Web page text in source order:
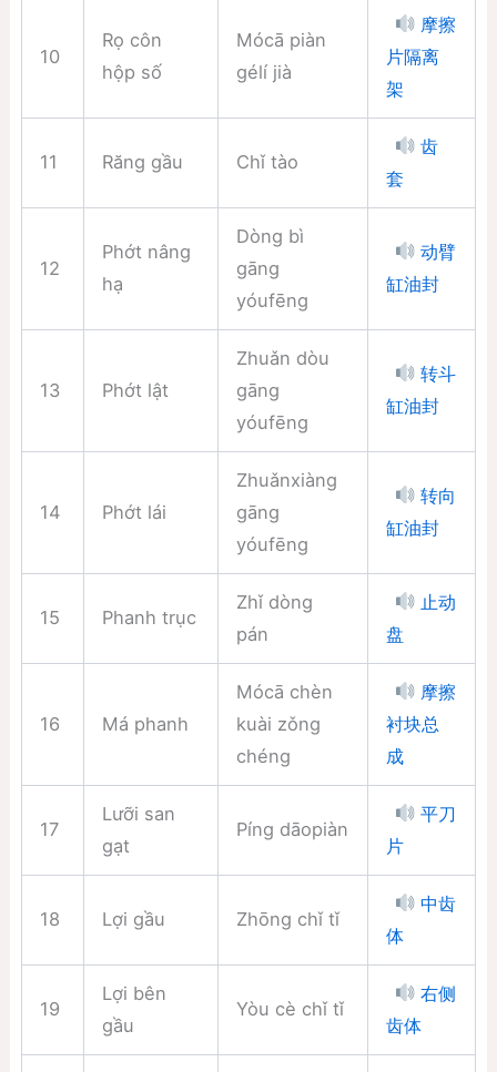
10
Rọ côn
hộp số
Mócā piàn
gélí jià
摩擦
片隔离
架
11 Răng gầu Chǐ tào
齿
套
12
Phớt nâng
hạ
Dòng bì
gāng
yóufēng
动臂
缸油封
13 Phớt lật
Zhuǎn dòu
gāng
yóufēng
转斗
缸油封
14 Phớt lái
Zhuǎnxiàng
gāng
yóufēng
转向
缸油封
15 Phanh trục
Zhǐ dòng
pán
止动
盘
16 Má phanh
Mócā chèn
kuài zǒng
chéng
摩擦
衬块总
成
17
Lưỡi san
gạt
Píng dāopiàn
平刀
片
18 Lợi gầu Zhōng chǐ tǐ
中齿
体
19
Lợi bên
gầu
Yòu cè chǐ tǐ
右侧
齿体